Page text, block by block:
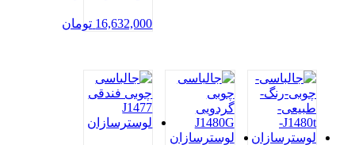
16,632,000 تومان